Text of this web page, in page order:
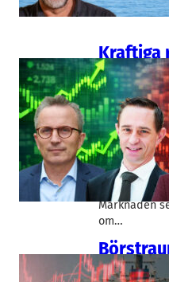
Kraftiga
Aktier
Boozt,
Christer
Bäck, Sandra
De senaste
skånska
i
Marknaden
om…